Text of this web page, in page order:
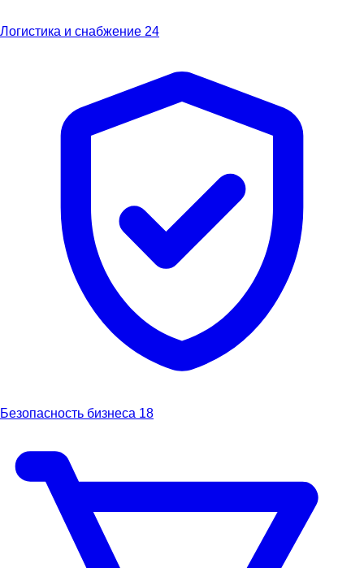
Логистика и снабжение 24
Безопасность бизнеса 18